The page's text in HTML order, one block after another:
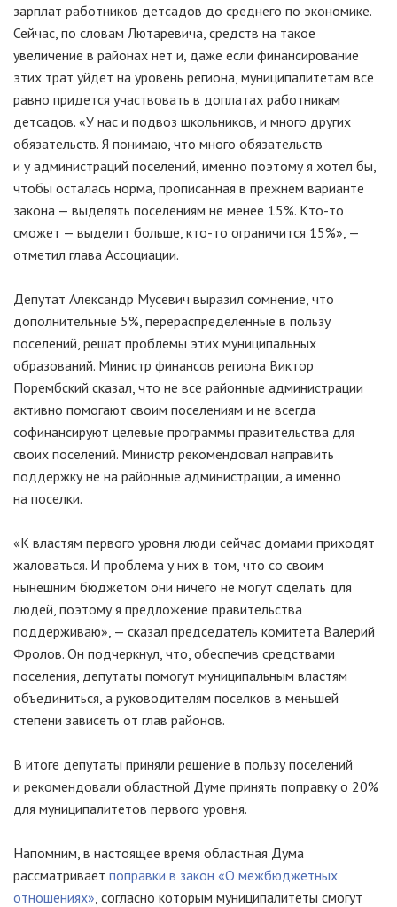
зарплат работников детсадов до среднего по экономике.
Сейчас, по словам Лютаревича, средств на такое
увеличение в районах нет и, даже если финансирование
этих трат уйдет на уровень региона, муниципалитетам все
равно придется участвовать в доплатах работникам
детсадов. «У нас и подвоз школьников, и много других
обязательств. Я понимаю, что много обязательств
и у администраций поселений, именно поэтому я хотел бы,
чтобы осталась норма, прописанная в прежнем варианте
закона — выделять поселениям не менее 15%. Кто-то
сможет — выделит больше, кто-то ограничится 15%», —
отметил глава Ассоциации.
Депутат Александр Мусевич выразил сомнение, что
дополнительные 5%, перераспределенные в пользу
поселений, решат проблемы этих муниципальных
образований. Министр финансов региона Виктор
Порембский сказал, что не все районные администрации
активно помогают своим поселениям и не всегда
софинансируют целевые программы правительства для
своих поселений. Министр рекомендовал направить
поддержку не на районные администрации, а именно
на поселки.
«К властям первого уровня люди сейчас домами приходят
жаловаться. И проблема у них в том, что со своим
нынешним бюджетом они ничего не могут сделать для
людей, поэтому я предложение правительства
поддерживаю», — сказал председатель комитета Валерий
Фролов. Он подчеркнул, что, обеспечив средствами
поселения, депутаты помогут муниципальным властям
объединиться, а руководителям поселков в меньшей
степени зависеть от глав районов.
В итоге депутаты приняли решение в пользу поселений
и рекомендовали областной Думе принять поправку о 20%
для муниципалитетов первого уровня.
Напомним, в настоящее время областная Дума
рассматривает поправки в закон «О межбюджетных
отношениях», согласно которым муниципалитеты смогут